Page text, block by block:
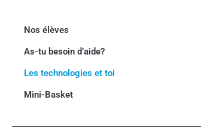
Nos élèves
As-tu besoin d’aide?
Les technologies et toi
Mini-Basket